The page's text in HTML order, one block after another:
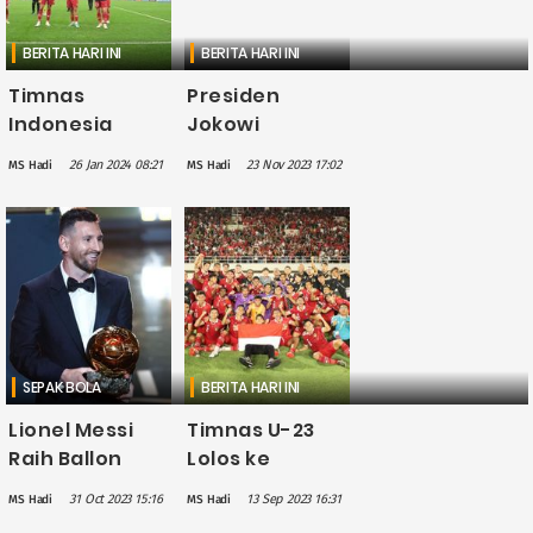
BERITA HARI INI
Timnas
Indonesia
Cetak Sejarah
Masuk 16 Besar
Piala Asia 2023
MS Hadi 26 Jan 2024 08:21
BERITA HARI INI
Presiden
Jokowi
Bermain Bola
anak Papua,
Cetak Satu Gol
MS Hadi 23 Nov 2023 17:02
SEPAK BOLA
Lionel Messi
Raih Ballon
MS Hadi 31 Oct 2023 15:16
BERITA HARI INI
Timnas U-23
Lolos ke
Piala Asia,
MS Hadi 13 Sep 2023 16:31